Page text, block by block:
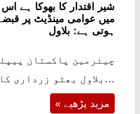
شیر اقتدار کا بھوکا ہے
میں عوامی مینڈیٹ پر
ہوتی ہے: بلاول
چیئرمین پاکستان
بلاول بھٹو زرداری کا کہنا ہے…
« مزید پڑھیے